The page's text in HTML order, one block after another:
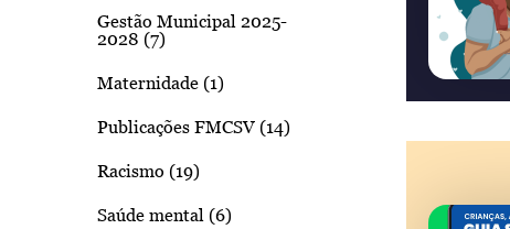
Gestão Municipal 2025-
2028 (7)
Maternidade (1)
Publicações FMCSV (14)
Racismo (19)
Saúde mental (6)